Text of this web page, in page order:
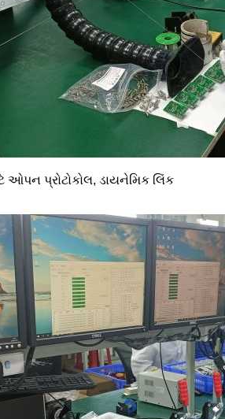
પ્રોટોકોલ, ડાયનેમિક લિંક